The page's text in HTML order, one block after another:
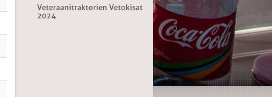
Veteraanitraktorien Vetokisat
2024